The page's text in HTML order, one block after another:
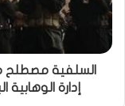
السلفية مصطلح
إدارة